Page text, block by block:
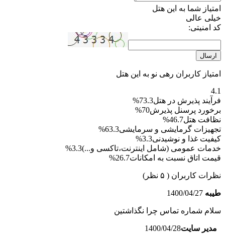
امتیاز شما به این هتل
خیلی عالی
کد امنیتی:
ارسال
امتیاز کاربران رهی نو به این هتل
4.1
فرآیند پذیرش در هتل73.3%
برخورد پرسنل پذیرش70%
نظافت هتل46.7%
تجهیزات گرمایشی و سرمایشی63.3%
کیفیت غذا و نوشیدنی3.3%
خدمات عمومی (شامل اینترنت،تاکسی و...)3.3%
قیمت اتاق نسبت به امکانات26.7%
نظرات کاربران ( ۵ نظر)
طیبه 1400/04/27
سلام شماره تماس چرا نگذاشتین
مدیر سایت1400/04/28